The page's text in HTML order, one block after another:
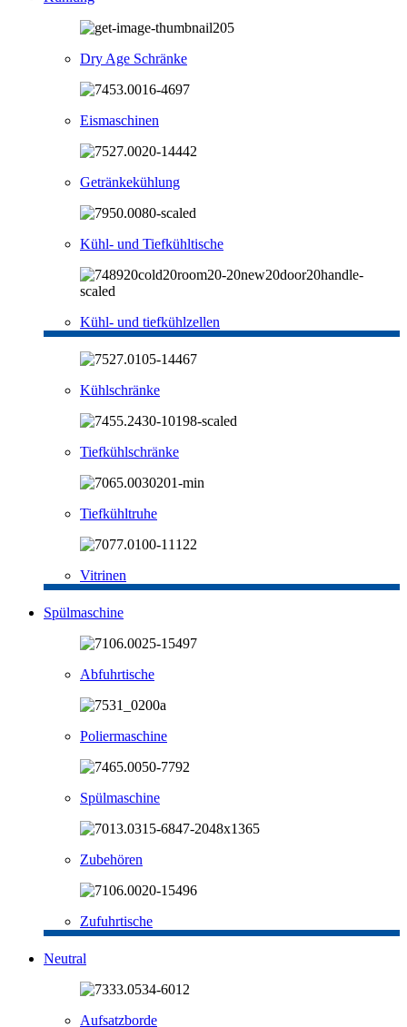
Dry Age Schränke
Eismaschinen
Getränkekühlung
Kühl- und Tiefkühltische
Kühl- und tiefkühlzellen
Kühlschränke
Tiefkühlschränke
Tiefkühltruhe
Vitrinen
Spülmaschine
Abfuhrtische
Poliermaschine
Spülmaschine
Zubehören
Zufuhrtische
Neutral
Aufsatzborde